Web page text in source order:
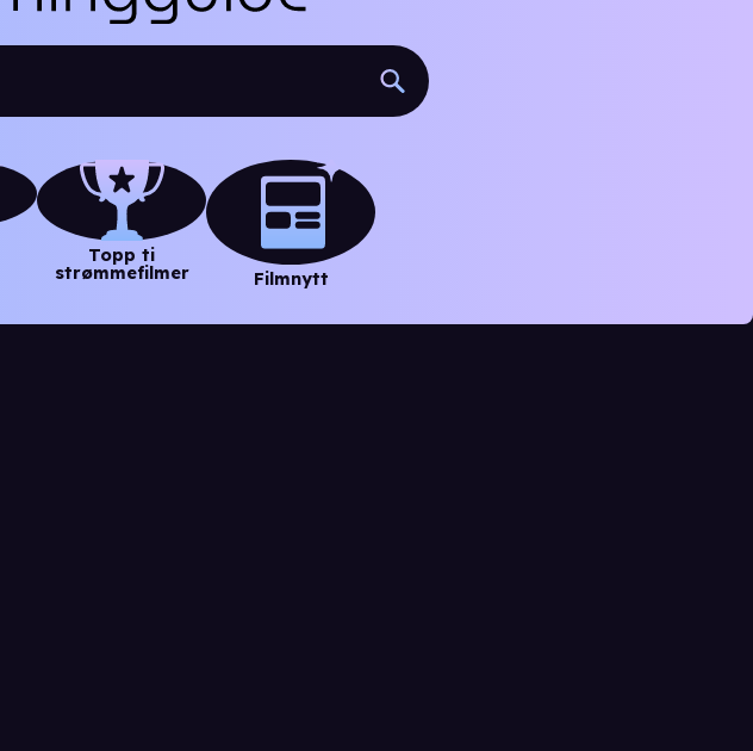
Topp ti
strømmefilmer
Filmnytt